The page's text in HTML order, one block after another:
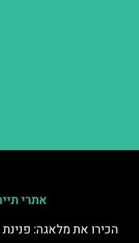
אתרי
הכירו את מלאגה: